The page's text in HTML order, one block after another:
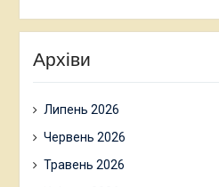
Архіви
Липень 2026
Червень 2026
Травень 2026